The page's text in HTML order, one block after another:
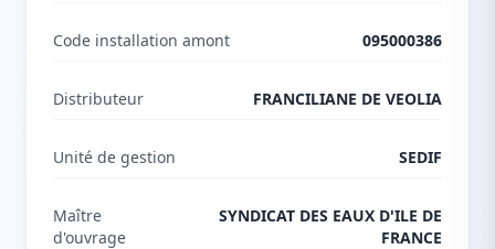
Code installation amont 095000386
Distributeur FRANCILIANE DE VEOLIA
Unité de gestion SEDIF
Maître
d'ouvrage
SYNDICAT DES EAUX D'ILE DE
FRANCE